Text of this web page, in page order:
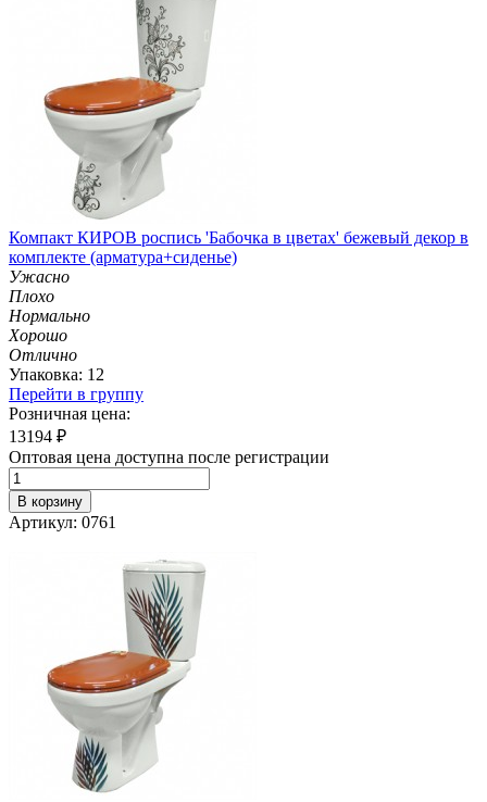
Компакт КИРОВ роспись 'Бабочка в цветах' бежевый декор в
комплекте (арматура+сиденье)
Ужасно
Плохо
Нормально
Хорошо
Отлично
Упаковка: 12
Перейти в группу
Розничная цена:
13194 ₽
Оптовая цена доступна после регистрации
В корзину
Артикул: 0761